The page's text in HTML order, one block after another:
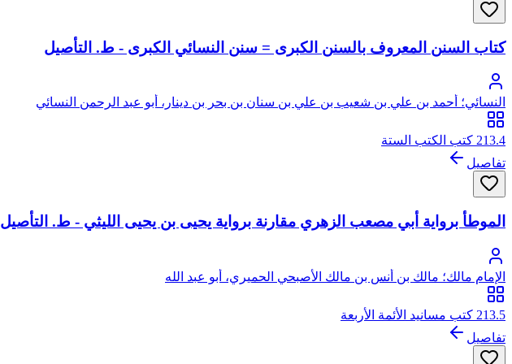
كتاب السنن المعروف بالسنن الكبرى = سنن النسائي الكبرى - ط. التأصيل
النسائي؛ أحمد بن علي بن شعيب بن علي بن سنان بن بحر بن دينار، أبو عبد الرحمن النسائي
213.4 كتب الكتب الستة
تفاصيل
الموطأ برواية أبي مصعب الزهري مقارنة برواية يحيى بن يحيى الليثي - ط. التأصيل
الإمام مالك؛ مالك بن أنس بن مالك الأصبحي الحميري، أبو عبد الله
213.5 كتب مسانيد الأئمة الأربعة
تفاصيل